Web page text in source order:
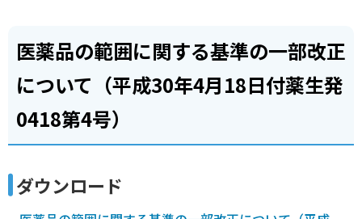
医薬品の範囲に関する基準の一部改正
について（平成30年4月18日付薬生発
0418第4号）
ダウンロード